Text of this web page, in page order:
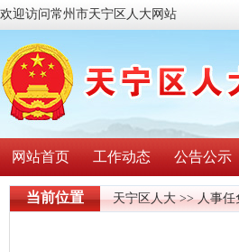
欢迎访问常州市天宁区人大网站
网站首页 工作动态 公告公示
当前位置 天宁区人大>>人事任